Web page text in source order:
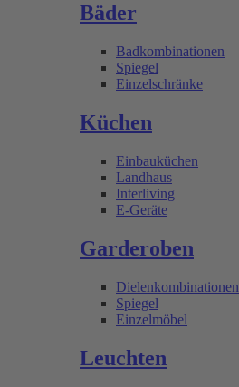
Bäder
Badkombinationen
Spiegel
Einzelschränke
Küchen
Einbauküchen
Landhaus
Interliving
E-Geräte
Garderoben
Dielenkombinationen
Spiegel
Einzelmöbel
Leuchten